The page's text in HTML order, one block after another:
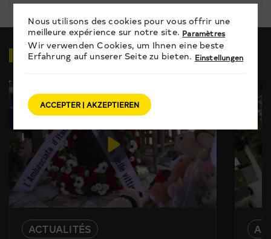
VIDÉOSEN RELATION
ACTUALITÉS
Nous utilisons des cookies pour vous offrir une
meilleure expérience sur notre site. Paramètres
Wir verwenden Cookies, um Ihnen eine beste
Erfahrung auf unserer Seite zu bieten. Einstellungen
ACCEPTER | AKZEPTIEREN